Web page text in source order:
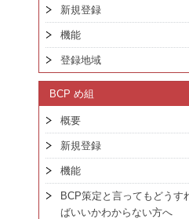
新規登録
機能
登録地域
BCP め組
概要
新規登録
機能
BCP策定と言ってもどうす
ばいいかわからない方へ